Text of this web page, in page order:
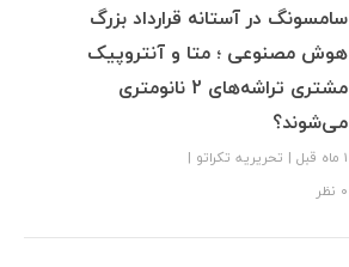
سامسونگ در آستانه قرارداد بزرگ
هوش مصنوعی ؛ متا و آنتروپیک
مشتری تراشه‌های 2 نانومتری
می‌شوند؟
1 ماه قبل | تحریریه تکراتو |
۰ نظر